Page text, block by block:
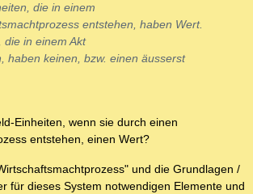
die in einem
entstehen, haben Wert.
die in einem Akt
haben keinen, bzw. einen äusserst
Einheiten, wenn sie durch einen
entstehen, einen Wert?
und die Grundlagen /
für dieses System notwendigen Elemente und